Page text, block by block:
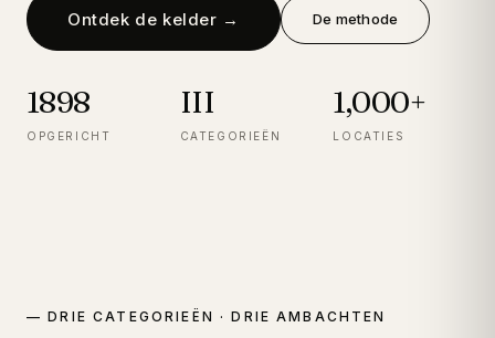
Ontdek de kelder → De methode
1898
OPGERICHT
III
CATEGORIEËN
1,000+
LOCATIES
— DRIE CATEGORIEËN · DRIE AMBACHTEN